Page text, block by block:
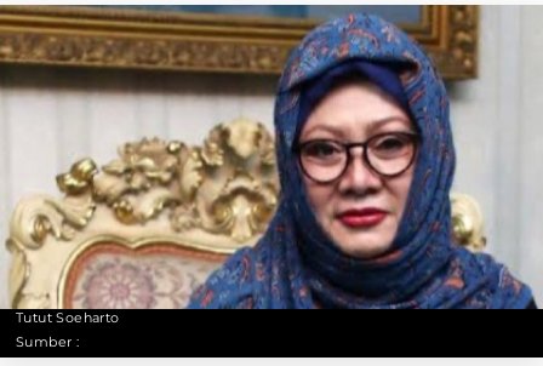
Tutut Soeharto
Sumber :